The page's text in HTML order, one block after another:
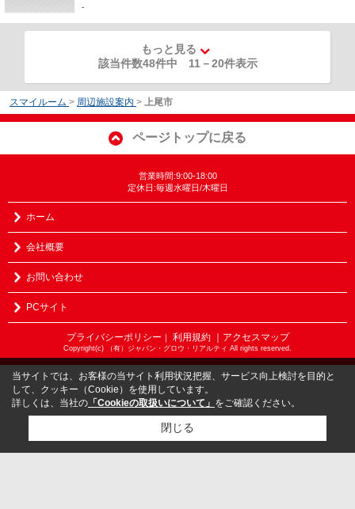
-
もっと見る
該当件数48件中 11 －20件表示
スマイルーム > 周辺施設案内 > 上尾市
ページトップに戻る
営業時間:9:00-18:00
定休日:毎週水曜日/木曜日
ホーム
会社概要
お問い合わせ
PCサイト
プライバシーポリシー ｜ 利用規約 ｜アクセスマップ
Copyright(c) （有）ジャパン・グロウ・リアルティ All rights reserved.
当サイトでは、お客様の当サイト利用状況把握、サービス向上検討を目的と
して、クッキー（Cookie）を使用しています。
詳しくは、当社の 「Cookieの取扱いについて」 をご確認ください。
閉じる